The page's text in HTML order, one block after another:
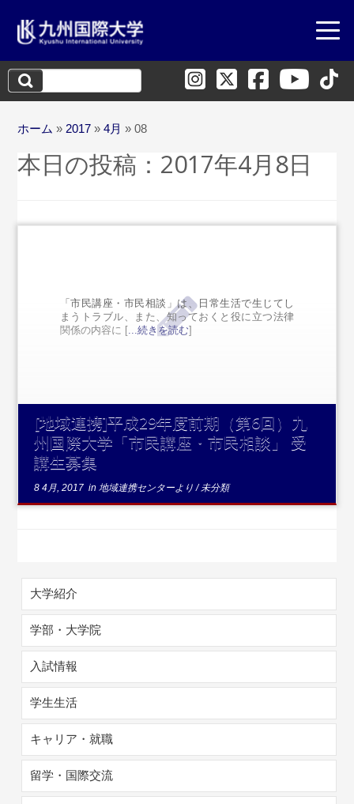
検
索:
ホーム » 2017 » 4月 » 08
本日の投稿： 2017年4月8日
「市民講座・市民相談」は、日常生活で生じてし
まうトラブル、また、知っておくと役に立つ法律
関係の内容に [...続きを読む]
[地域連携]平成29年度前期（第6回）九
州国際大学「市民講座・市民相談」 受
講生募集
8 4月, 2017 in地域連携センターより/未分類
大学紹介
学部・大学院
入試情報
学生生活
キャリア・就職
留学・国際交流